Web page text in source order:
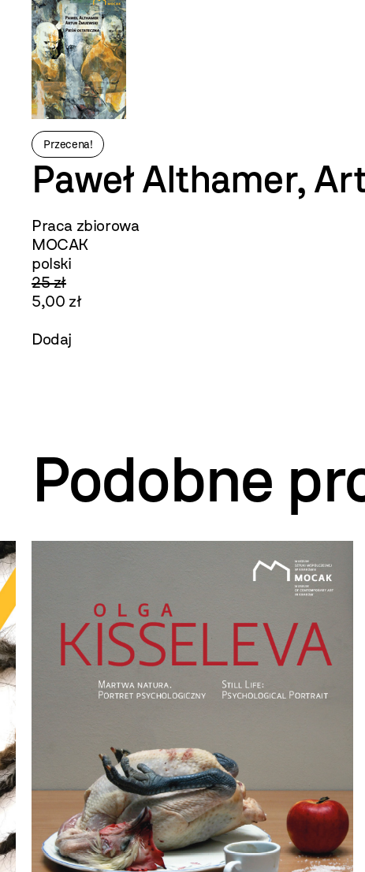
Przecena!
Paweł Althamer,
Praca zbiorowa
MOCAK
polski
25 zł
5,00 zł
Dodaj
Podobne